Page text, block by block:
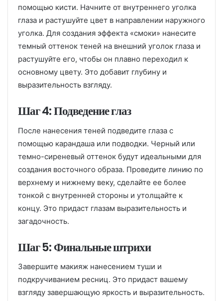
помощью кисти. Начните от внутреннего уголка
глаза и растушуйте цвет в направлении наружного
уголка. Для создания эффекта «смоки» нанесите
темный оттенок теней на внешний уголок глаза и
растушуйте его, чтобы он плавно переходил к
основному цвету. Это добавит глубину и
выразительность взгляду.
Шаг 4: Подведение глаз
После нанесения теней подведите глаза с
помощью карандаша или подводки. Черный или
темно-сиреневый оттенок будут идеальными для
создания восточного образа. Проведите линию по
верхнему и нижнему веку, сделайте ее более
тонкой с внутренней стороны и утолщайте к
концу. Это придаст глазам выразительность и
загадочность.
Шаг 5: Финальные штрихи
Завершите макияж нанесением туши и
подкручиванием ресниц. Это придаст вашему
взгляду завершающую яркость и выразительность.